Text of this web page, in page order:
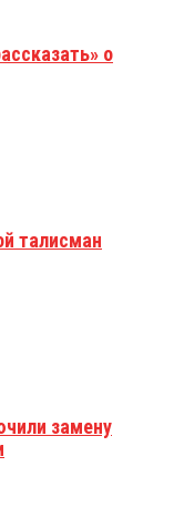
о
талисман
замену